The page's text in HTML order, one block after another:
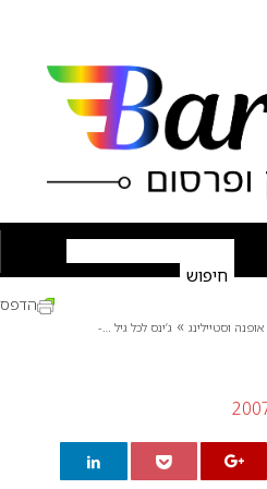
אופנה וסטיילינג » ג’ינס לכל גיל …-
הדפס